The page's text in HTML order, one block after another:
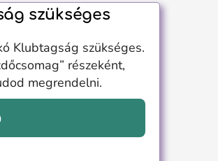
szükséges
Klubtagság szükséges.
részeként,
megrendelni.